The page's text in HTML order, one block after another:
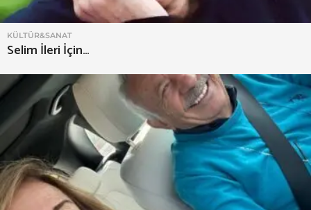
KÜLTÜR&SANAT
Selim İleri İçin…